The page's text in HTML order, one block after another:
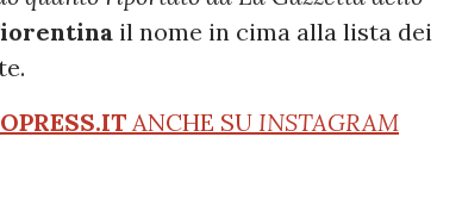
il nome in cima alla lista dei
ANCHE SU INSTAGRAM